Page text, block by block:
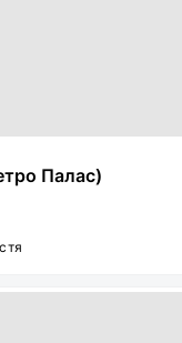
Палас)